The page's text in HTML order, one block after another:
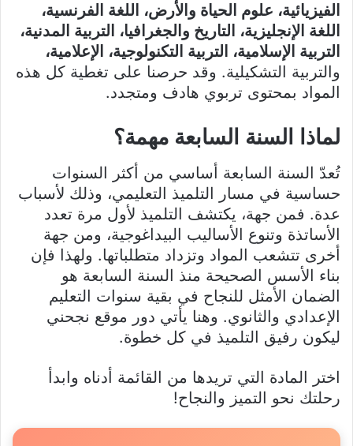
الفيزيائية، علوم الحياة والأرض، اللغة الفرنسية،
اللغة الإنجليزية، التاريخ والجغرافيا، التربية المدنية،
التربية الإسلامية، التربية التكنولوجية، الإعلامية،
والتربية التشكيلية. وقد حرصنا على تغطية كل هذه
المواد بمحتوى تربوي هادف ومتجدد.
لماذا السنة السابعة مهمة؟
تُعدّ السنة السابعة أساسي من أكثر السنوات
حساسية في مسار التلميذ التعليمي، وذلك لأسباب
عدة. فمن جهة، يكتشف التلميذ لأول مرة تعدد
الأساتذة وتنوع الأساليب البيداغوجية، ومن جهة
أخرى تتشعب المواد وتزداد متطلباتها. ولهذا فإن
بناء الأسس الصحيحة منذ السنة السابعة هو
الضمان الأمثل للنجاح في بقية سنوات التعليم
الإعدادي والثانوي. وهنا يأتي دور موقع نجحني
ليكون رفيق التلميذ في كل خطوة.
اختر المادة التي تريدها من القائمة أدناه وابدأ
رحلتك نحو التميز والنجاح!